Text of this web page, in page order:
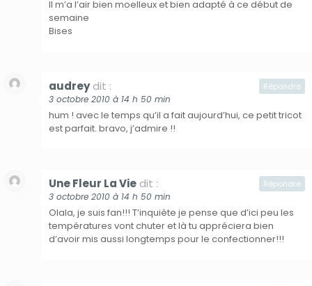
Il m’a l’air bien moelleux et bien adapté à ce début de
semaine
Bises
audrey dit :
3 octobre 2010 à 14 h 50 min
hum ! avec le temps qu’il a fait aujourd’hui, ce petit tricot
est parfait. bravo, j’admire !!
Répondre
Une Fleur La Vie dit :
3 octobre 2010 à 14 h 50 min
Olala, je suis fan!!! T’inquiète je pense que d’ici peu les
températures vont chuter et là tu appréciera bien
d’avoir mis aussi longtemps pour le confectionner!!!
Répondre